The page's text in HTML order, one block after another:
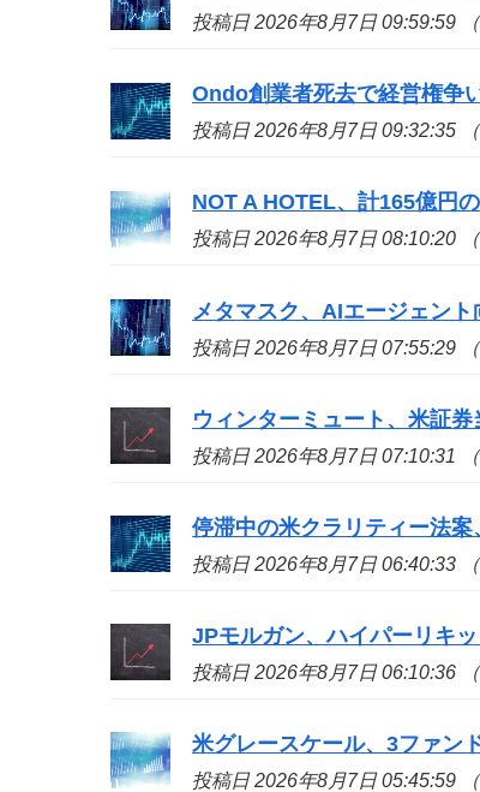
投稿日 2026年8月7日 09:59:59
Ondo創業者死去で経営権争
投稿日 2026年8月7日 09:32:35
NOT A HOTEL、計165億円
投稿日 2026年8月7日 08:10:20
メタマスク、AIエージェン
投稿日 2026年8月7日 07:55:29
ウィンターミュート、米証
投稿日 2026年8月7日 07:10:31
停滞中の米クラリティー法
投稿日 2026年8月7日 06:40:33
JPモルガン、ハイパーリキ
投稿日 2026年8月7日 06:10:36
米グレースケール、3ファン
投稿日 2026年8月7日 05:45:59